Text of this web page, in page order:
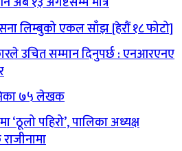
लिम्बुको एकल साँझ [हेरौं १८ फोटो]
उचित सम्मान दिनुपर्छ : एनआरएनए
७५ लेखक
‘ठूलो पहिरो’, पालिका अध्यक्ष